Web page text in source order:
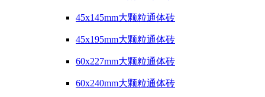
45x145mm大颗粒通体砖
45x195mm大颗粒通体砖
60x227mm大颗粒通体砖
60x240mm大颗粒通体砖